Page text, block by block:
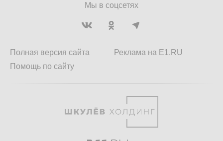
Мы в соцсетях
Полная версия сайта
Помощь по сайту
Реклама на E1.RU